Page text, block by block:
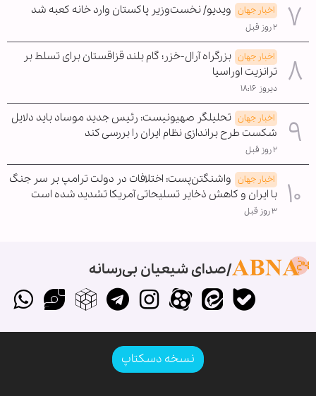
اخبار جهان ویدیو/ نخست‌وزیر پاکستان وارد خانه کعبه شد
۲ روز قبل
اخبار جهان بزرگراه آرال-خزر؛ گام بلند قزاقستان برای تسلط بر
ترانزیت اوراسیا
دیروز ۱۸:۱۶
اخبار جهان تحلیلگر صهیونیست: رئیس جدید موساد باید دلایل
شکست طرح براندازی نظام ایران را بررسی کند
۲ روز قبل
اخبار جهان واشنگتن‌پست: اختلافات در دولت ترامپ بر سر جنگ
با ایران و کاهش ذخایر تسلیحاتی آمریکا تشدید شده است
۳ روز قبل
صدای شیعیان بی‌رسانه
نسخه دسکتاپ